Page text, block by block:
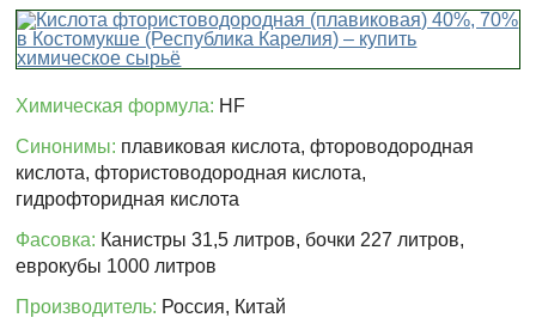
Химическая формула: HF
Синонимы: плавиковая кислота, фтороводородная
кислота, фтористоводородная кислота,
гидрофторидная кислота
Фасовка: Канистры 31,5 литров, бочки 227 литров,
еврокубы 1000 литров
Производитель: Россия, Китай